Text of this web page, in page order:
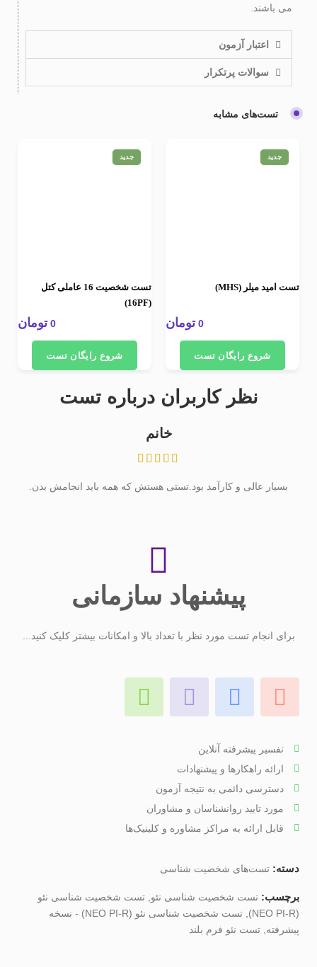
می باشند.
اعتبار آزمون
سوالات پرتکرار
تست‌های مشابه
جدید
تست امید میلر (MHS)
0 تومان
شروع رایگان تست
جدید
تست شخصیت 16 عاملی کتل
(16PF)
0 تومان
شروع رایگان تست
نظر کاربران درباره تست
خانم
بسیار عالی و کارآمد بود.تستی هستش که همه باید انجامش بدن.
پیشنهاد سازمانی
برای انجام تست مورد نظر با تعداد بالا و امکانات بیشتر کلیک کنید...
تفسیر پیشرفته آنلاین
ارائه راهکارها و پیشنهادات
دسترسی دائمی به نتیجه آزمون
مورد تایید روانشناسان و مشاوران
قابل ارائه به مراکز مشاوره و کلینیک‌ها
دسته: تست‌های شخصیت شناسی
برچسب: تست شخصیت شناسی نئو, تست شخصیت شناسی نئو
(NEO PI-R)
,
تست شخصیت شناسی نئو (NEO PI-R) - نسخه
پیشرفته, تست نئو فرم بلند